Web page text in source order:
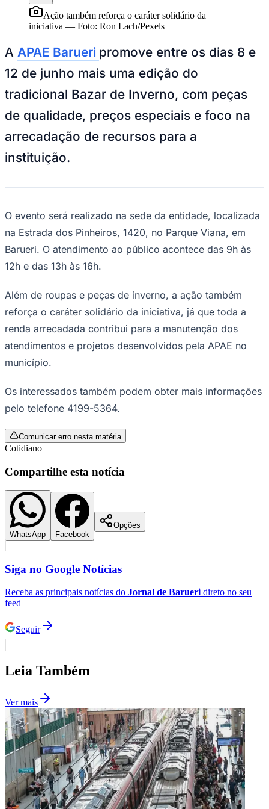
Juventude
Ceará
Goiás
iniciativa
Ron Lach/Pexels
AAPAE Barueripromove entre os dias 8 e
12 de junho mais uma edição do
tradicional Bazar de Inverno, com peças
arrecadação de recursos para a
O evento será realizado na sede da entidade, localizada
na Estrada dos Pinheiros, 1420, no Parque Viana, em
Barueri. O atendimento ao público acontece das 9h às
12h e das 13h às 16h.
reforça o caráter solidário da iniciativa, já que toda a
renda arrecadada contribui para a manutenção dos
atendimentos e projetos desenvolvidos pela APAE no
município.
Os interessados também podem obter mais informações
pelo telefone 4199-5364.
Comunicar erro nesta matéria
Cotidiano
Compartilhe esta notícia
WhatsApp Facebook
Opções